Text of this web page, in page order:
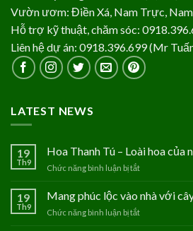
Vườn ươm: Điền Xá, Nam Trực,
Hỗ trợ kỹ thuật, chăm sóc:
Liên hệ dự án: 0918.396.699 (Mr
LATEST NEWS
19
Th9
Hoa Thanh Tú – Loài hoa của
Chức năng bình luận bị tắt
Thanh
19
Th9
Mang phúc lộc vào nhà với
Chức năng bình luận bị tắt